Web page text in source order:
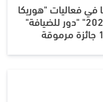
في فعاليات "هوريكا
السعودية 2023" "دور للضيافة"